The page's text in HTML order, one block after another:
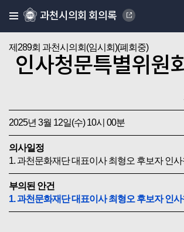
과천시의회 회의록
제289회 과천시의회(임시회)(폐회중)
인사청문특별위원
2025년 3월 12일(수) 10시 00분
의사일정
1. 과천문화재단 대표이사 최형오 후보자 인사
부의된 안건
1. 과천문화재단 대표이사 최형오 후보자 인사